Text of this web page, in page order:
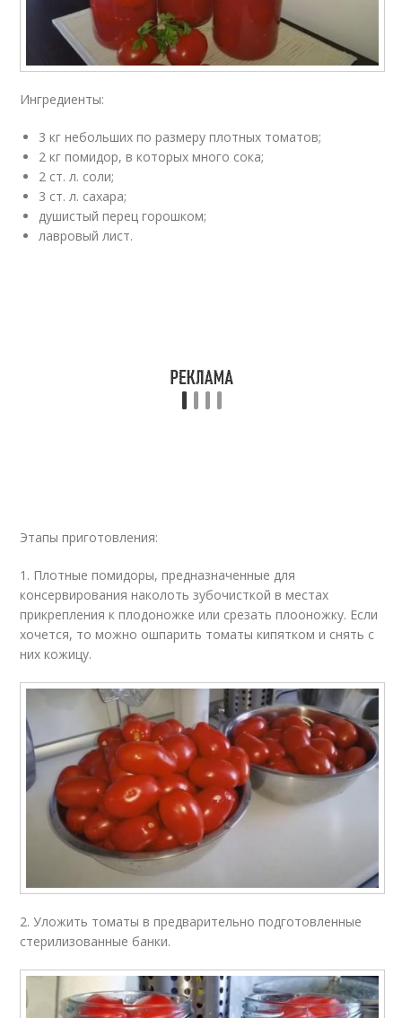
Ингредиенты:
3 кг небольших по размеру плотных томатов;
2 кг помидор, в которых много сока;
2 ст. л. соли;
3 ст. л. сахара;
душистый перец горошком;
лавровый лист.
Этапы приготовления:
1. Плотные помидоры, предназначенные для
консервирования наколоть зубочисткой в местах
прикрепления к плодоножке или срезать плооножку. Если
хочется, то можно ошпарить томаты кипятком и снять с
них кожицу.
2. Уложить томаты в предварительно подготовленные
стерилизованные банки.